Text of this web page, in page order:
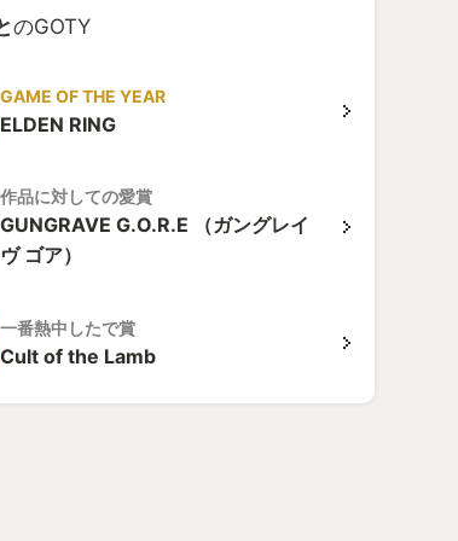
のGOTY
GAME OF THE YEAR
ELDEN RING
作品に対しての愛賞
GUNGRAVE G.O.R.E （ガングレイ
ヴ ゴア）
一番熱中したで賞
Cult of the Lamb